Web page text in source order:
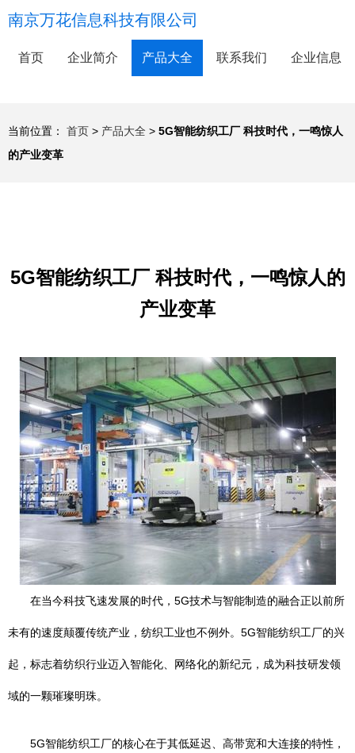
南京万花信息科技有限公司
首页 企业简介 产品大全 联系我们 企业信息
当前位置： 首页 > 产品大全 > 5G智能纺织工厂 科技时代，一鸣惊人
的产业变革
5G智能纺织工厂 科技时代，一鸣惊人的
产业变革
在当今科技飞速发展的时代，5G技术与智能制造的融合正以前所
未有的速度颠覆传统产业，纺织工业也不例外。5G智能纺织工厂的兴
起，标志着纺织行业迈入智能化、网络化的新纪元，成为科技研发领
域的一颗璀璨明珠。
5G智能纺织工厂的核心在于其低延迟、高带宽和大连接的特性，